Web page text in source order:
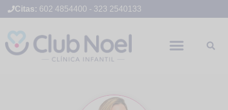
Citas: 602 4854400 - 323 2540133